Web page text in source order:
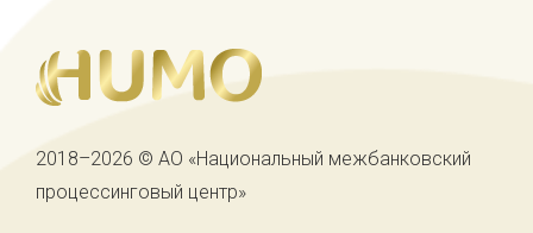
2018–2026 © АО «Национальный межбанковский
процессинговый центр»